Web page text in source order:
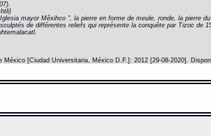
mayor Mêxihco ", la pierre en forme de meule, ronde, la
de différentes reliefs qui représente la conquête par Tizoc de
[Ciudad Universitaria, México D.F.]: 2012 [29-08-2020].